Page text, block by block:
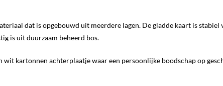
dat is opgebouwd uit meerdere lagen. De gladde kaart is
is uit duurzaam beheerd bos.
wit kartonnen achterplaatje waar een persoonlijke boodschap op